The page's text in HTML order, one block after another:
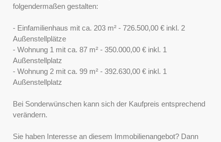
folgendermaßen gestalten:
- Einfamilienhaus mit ca. 203 m² - 726.500,00 € inkl. 2
Außenstellplätze
- Wohnung 1 mit ca. 87 m² - 350.000,00 € inkl. 1
Außenstellplatz
- Wohnung 2 mit ca. 99 m² - 392.630,00 € inkl. 1
Außenstellplatz
Bei Sonderwünschen kann sich der Kaufpreis entsprechend
verändern.
Sie haben Interesse an diesem Immobilienangebot? Dann